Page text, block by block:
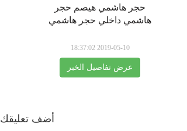
حجر هاشمي هيصم حجر
هاشمي داخلي حجر هاشمي
2019-05-10 18:37:02
عرض تفاصيل الخبر
أضف تعليقك